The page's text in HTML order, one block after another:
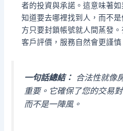
者的投資與承諾。這意味著
知道要去哪裡找到人，而不
方只要封鎖帳號就人間蒸發
客戶評價，服務自然會更謹慎
一句話總結： 合法性就像
重要。它確保了您的交易
而不是一陣風。